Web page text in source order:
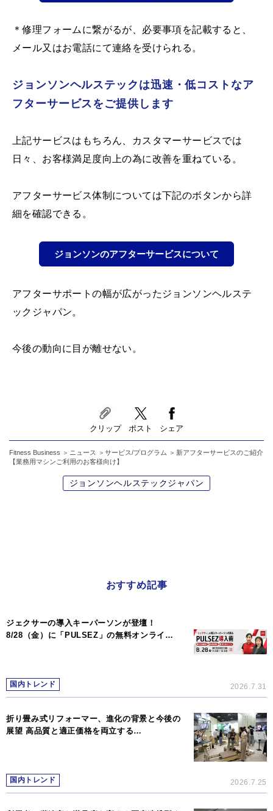
＊修理フォームに繋がるが、必要事項を記載すると、
メール又はお電話にて連絡を受けられる。
ジョンソンヘルステックは迅速・低コストなア
フターサービスをご提供します
上記サービスはもちろん、カスタマーサービスでは
日々、お客様満足度向上の為に改善を重ねている。
アフターサービス体制については下記のボタンから詳
細を確認できる。
ジョンソンのアフターサービスについて
アフターサポートの幅が広がったジョンソンヘルステ
ックジャパン。
今後の動向に目が離せない。
クリップ ポスト シェア
Fitness Business ニュース サービス/プログラム
新アフターサービスのご紹介
【業務用マシンご利用のお客様向け】
ジョンソンヘルステックジャパン
おすすめ記事
ジェクサーの導入キーパーソンが登壇！
8/28（金）に「PULSEZ」の無料オンライ…
国内トレンド 2026.7.31
折り畳み式リフォーマー、進化の背景と今後の
展望 高品質と適正価格を両立する…
国内トレンド 2026.7.25